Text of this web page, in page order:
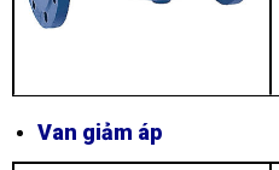
Van giảm áp